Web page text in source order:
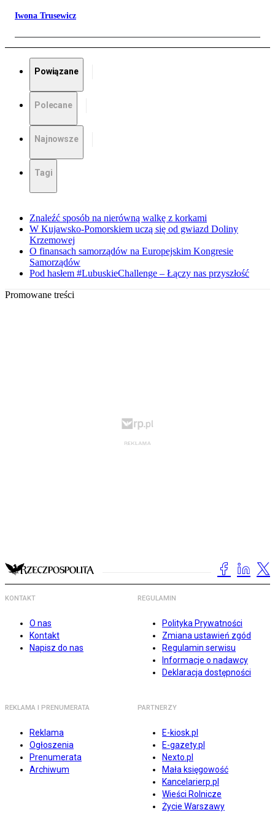
Iwona Trusewicz
Powiązane
Polecane
Najnowsze
Tagi
Znaleźć sposób na nierówną walkę z korkami
W Kujawsko-Pomorskiem uczą się od gwiazd Doliny
Krzemowej
O finansach samorządów na Europejskim Kongresie
Samorządów
Pod hasłem #LubuskieChallenge – Łączy nas przyszłość
Promowane treści
KONTAKT
O nas
Kontakt
Napisz do nas
REGULAMIN
Polityka Prywatności
Zmiana ustawień zgód
Regulamin serwisu
Informacje o nadawcy
Deklaracja dostępności
REKLAMA I PRENUMERATA
Reklama
Ogłoszenia
Prenumerata
Archiwum
PARTNERZY
E-kiosk.pl
E-gazety.pl
Nexto.pl
Mała księgowość
Kancelarierp.pl
Wieści Rolnicze
Życie Warszawy